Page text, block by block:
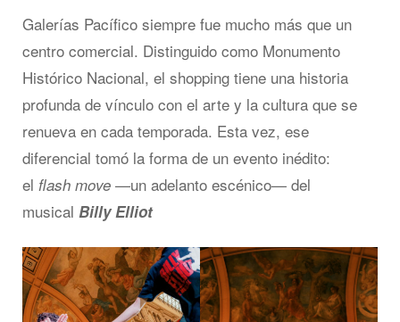
Galerías Pacífico siempre fue mucho más que un
centro comercial. Distinguido como Monumento
Histórico Nacional, el shopping tiene una historia
profunda de vínculo con el arte y la cultura que se
renueva en cada temporada. Esta vez, ese
diferencial tomó la forma de un evento inédito:
el flash move —un adelanto escénico— del
musical Billy Elliot